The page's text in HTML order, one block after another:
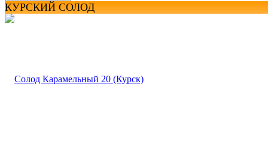
КУРСКИЙ СОЛОД